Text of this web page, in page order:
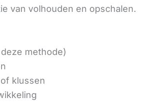
van volhouden en opschalen.
methode)
klussen